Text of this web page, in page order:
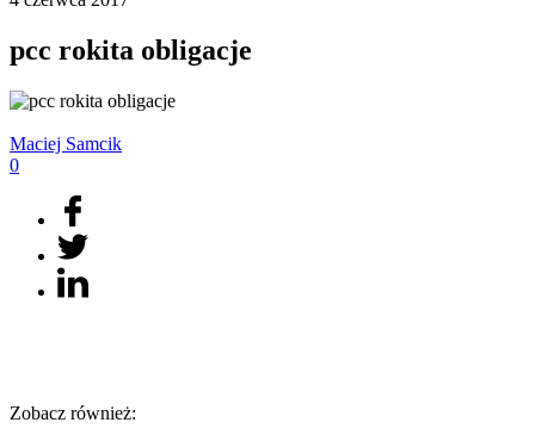
pcc rokita obligacje
Maciej Samcik
0
Zobacz również: